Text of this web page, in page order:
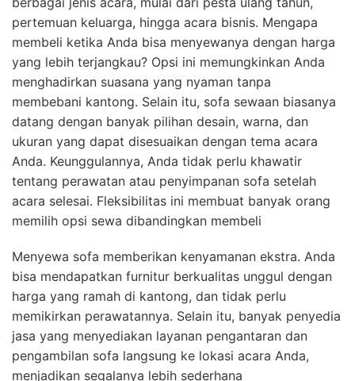
pertemuan keluarga, hingga acara bisnis. Mengapa
membeli ketika Anda bisa menyewanya dengan harga
yang lebih terjangkau? Opsi ini memungkinkan Anda
menghadirkan suasana yang nyaman tanpa
membebani kantong. Selain itu, sofa sewaan biasanya
datang dengan banyak pilihan desain, warna, dan
ukuran yang dapat disesuaikan dengan tema acara
Anda. Keunggulannya, Anda tidak perlu khawatir
tentang perawatan atau penyimpanan sofa setelah
acara selesai. Fleksibilitas ini membuat banyak orang
memilih opsi sewa dibandingkan membeli
Menyewa sofa memberikan kenyamanan ekstra. Anda
bisa mendapatkan furnitur berkualitas unggul dengan
harga yang ramah di kantong, dan tidak perlu
memikirkan perawatannya. Selain itu, banyak penyedia
jasa yang menyediakan layanan pengantaran dan
pengambilan sofa langsung ke lokasi acara Anda,
menjadikan segalanya lebih sederhana